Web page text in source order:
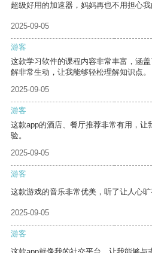
超级好用的加速器，妈妈再也不用担心我
2025-09-05
游客
这款学习软件的课程内容非常丰富，涵
解非常生动，让我能够轻松理解知识点。
2025-09-05
游客
这款app的酒店、餐厅推荐非常有用，让
验。
2025-09-05
游客
这款游戏的音乐非常优美，听了让人心旷
2025-09-05
游客